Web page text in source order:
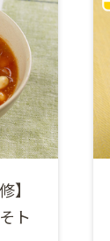
】
ト